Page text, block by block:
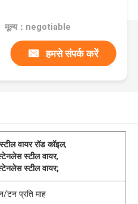
मूल्य：negotiable
हमसे संपर्क करें
वायर रॉड कॉइल,
स्टील वायर,
स्टील वायर;
टन प्रति माह